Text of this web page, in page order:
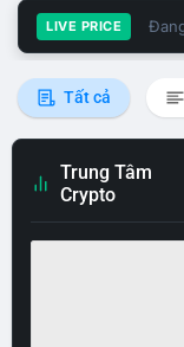
LIVE PRICE
Tất cả
Trung Tâm
Crypto